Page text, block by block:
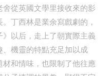
從英國文學里接收來的影
丁西林是業余寫戲劇的，
以后，走上了朝實際主義
機靈的特點充足加以成
和情味，也限制了他往應